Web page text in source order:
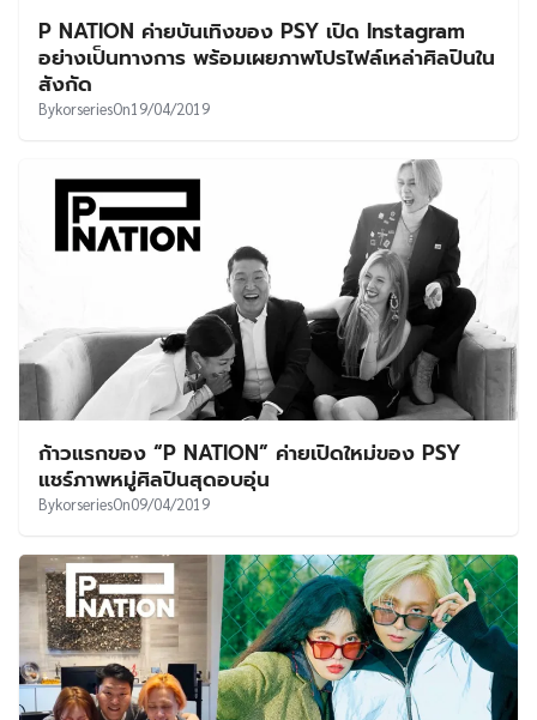
P NATION ค่ายบันเทิงของ PSY เปิด Instagram
อย่างเป็นทางการ พร้อมเผยภาพโปรไฟล์เหล่าศิลปินใน
สังกัด
BykorseriesOn19/04/2019
ก้าวแรกของ “P NATION” ค่ายเปิดใหม่ของ PSY
แชร์ภาพหมู่ศิลปินสุดอบอุ่น
BykorseriesOn09/04/2019